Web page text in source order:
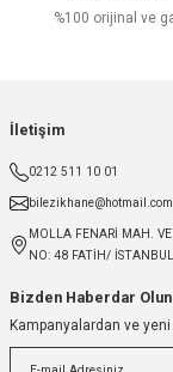
%100 orijinal ve
İletişim
0212 511 10 01
bilezikhane@hotmail.com
MOLLA FENARİ MAH.
NO: 48 FATİH/ İSTANBUL
Bizden Haberdar
Kampanyalardan ve